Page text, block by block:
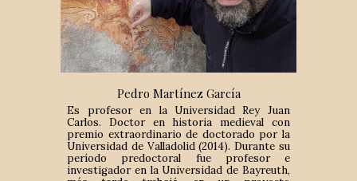
Pedro Martínez García
Es profesor en la Universidad Rey Juan
Carlos. Doctor en historia medieval con
premio extraordinario de doctorado por la
Universidad de Valladolid (2014). Durante su
período predoctoral fue profesor e
investigador en la Universidad de Bayreuth,